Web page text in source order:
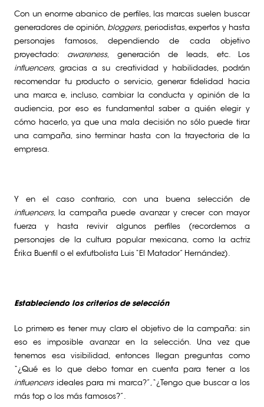
Con un enorme abanico de perfiles, las marcas suelen buscar
generadores de opinión, bloggers, periodistas, expertos y hasta
personajes famosos, dependiendo de cada objetivo
proyectado: awareness, generación de leads, etc. Los
influencers, gracias a su creatividad y habilidades, podrán
recomendar tu producto o servicio, generar fidelidad hacia
una marca e, incluso, cambiar la conducta y opinión de la
audiencia, por eso es fundamental saber a quién elegir y
cómo hacerlo, ya que una mala decisión no sólo puede tirar
una campaña, sino terminar hasta con la trayectoria de la
empresa.
Y en el caso contrario, con una buena selección de
influencers, la campaña puede avanzar y crecer con mayor
fuerza y hasta revivir algunos perfiles (recordemos a
personajes de la cultura popular mexicana, como la actriz
Érika Buenfil o el exfutbolista Luis “El Matador” Hernández).
Estableciendo los criterios de selección
Lo primero es tener muy claro el objetivo de la campaña: sin
eso es imposible avanzar en la selección. Una vez que
tenemos esa visibilidad, entonces llegan preguntas como
“¿Qué es lo que debo tomar en cuenta para tener a los
influencersideales para mi marca?”, “¿Tengo que buscar a los
más top o los más famosos?”.